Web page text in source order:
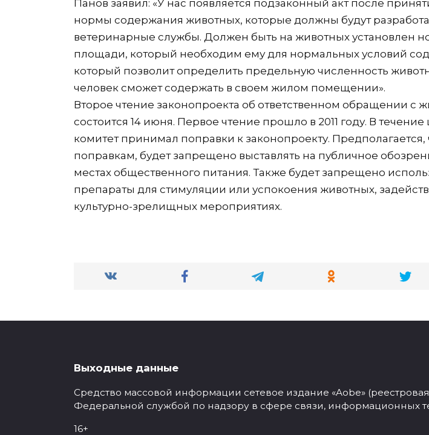
Панов заявил: «У нас появляется подзаконный акт после
нормы содержания животных, которые должны будут
ветеринарные службы. Должен быть на животных установлен
площади, который необходим ему для нормальных условий
который позволит определить предельную численность
человек сможет содержать в своем жилом помещении».
Второе чтение законопроекта об ответственном обращении с
состоится 14 июня. Первое чтение прошло в 2011 году. В течение
комитет принимал поправки к законопроекту. Предполагается,
поправкам, будет запрещено выставлять на публичное
местах общественного питания. Также будет запрещено
препараты для стимуляции или успокоения животных,
культурно-зрелищных мероприятиях.
Выходные данные
Средство массовой информации сетевое издание «Aobe»
Федеральной службой по надзору в сфере связи, информационных
16+